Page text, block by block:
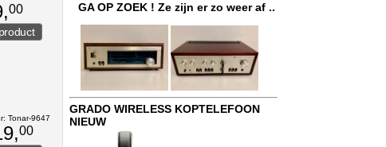
00
Tonar-9647
00
GA OP ZOEK ! Ze zijn er zo weer af ..
GRADO WIRELESS KOPTELEFOON
NIEUW